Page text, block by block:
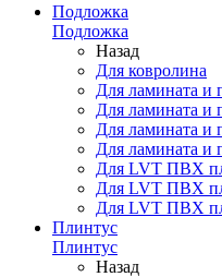
Подложка
Подложка
Назад
Для ковролина
Для ламината и
Для ламината и
Для ламината и
Для ламината и
Для LVT ПВХ
Для LVT ПВХ
Для LVT ПВХ
Плинтус
Плинтус
Назад